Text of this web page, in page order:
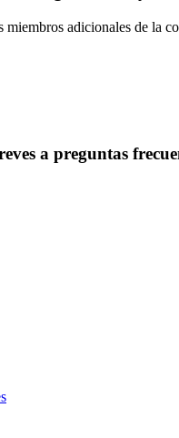
adicionales de la
a preguntas